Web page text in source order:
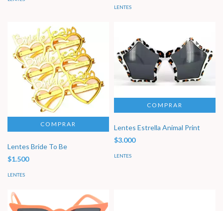
LENTES
Lentes Bride To Be
$1.500
LENTES
Lentes Estrella Animal Print
$3.000
LENTES